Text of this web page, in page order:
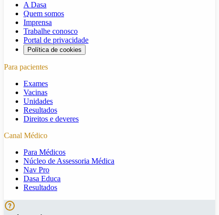
A Dasa
Quem somos
Imprensa
Trabalhe conosco
Portal de privacidade
Política de cookies
Para pacientes
Exames
Vacinas
Unidades
Resultados
Direitos e deveres
Canal Médico
Para Médicos
Núcleo de Assessoria Médica
Nav Pro
Dasa Educa
Resultados